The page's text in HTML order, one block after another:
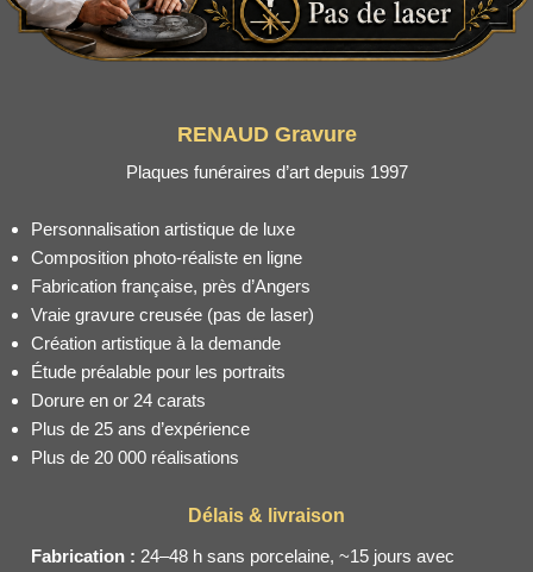
RENAUD Gravure
Plaques funéraires d’art depuis 1997
Personnalisation artistique de luxe
Composition photo-réaliste en ligne
Fabrication française, près d’Angers
Vraie gravure creusée (pas de laser)
Création artistique à la demande
Étude préalable pour les portraits
Dorure en or 24 carats
Plus de 25 ans d’expérience
Plus de 20 000 réalisations
Délais & livraison
Fabrication : 24–48 h sans porcelaine, ~15 jours avec